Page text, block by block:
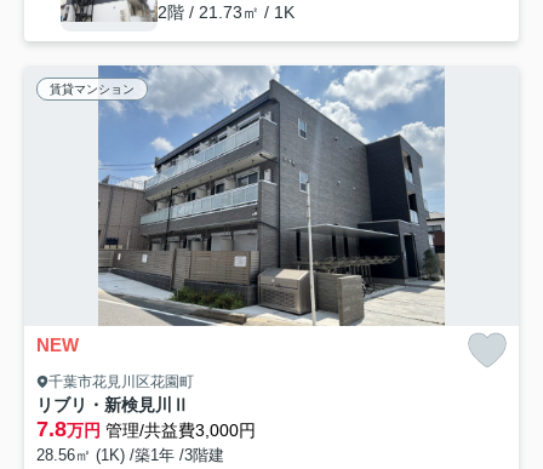
2階 / 21.73㎡ / 1K
賃貸マンション
NEW
千葉市花見川区花園町
リブリ・新検見川Ⅱ
7.8万円 管理/共益費3,000円
28.56㎡ (1K) /築1年 /3階建